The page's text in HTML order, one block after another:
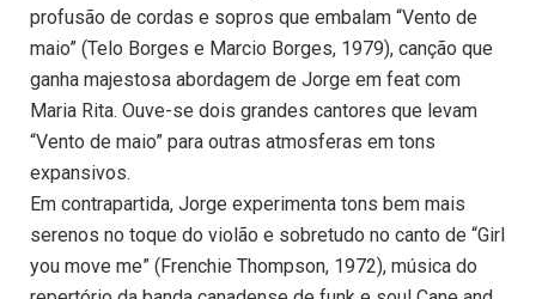
profusão de cordas e sopros que embalam “Vento de
maio” (Telo Borges e Marcio Borges, 1979), canção que
ganha majestosa abordagem de Jorge em feat com
Maria Rita. Ouve-se dois grandes cantores que levam
“Vento de maio” para outras atmosferas em tons
expansivos.
Em contrapartida, Jorge experimenta tons bem mais
serenos no toque do violão e sobretudo no canto de “Girl
you move me” (Frenchie Thompson, 1972), música do